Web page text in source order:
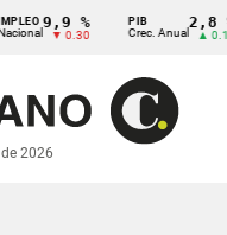
9,9 %
▼ 0.30
PIB
Crec. Anual
2,8 %
▲ 0.10
2026